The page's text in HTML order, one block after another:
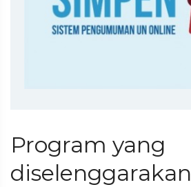
Program yang
diselenggarakan